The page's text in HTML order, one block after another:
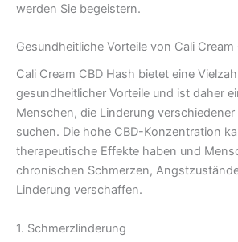
werden Sie begeistern.
Gesundheitliche Vorteile von Cali Cream
Cali Cream CBD Hash bietet eine
gesundheitlicher Vorteile und ist daher
Menschen, die Linderung
suchen. Die hohe CBD-Konzentration
therapeutische Effekte haben und
chronischen Schmerzen,
Linderung verschaffen.
1. Schmerzlinderung